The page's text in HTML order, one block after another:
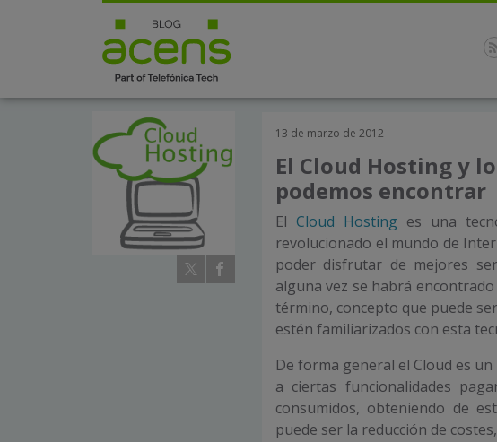
13 de marzo de 2012
El Cloud Hosting y
podemos encontrar
El Cloud Hosting es una
revolucionado el mundo de
poder disfrutar de mejores
alguna vez se habrá
término, concepto que puede
estén familiarizados con esta
De forma general el Cloud es
a ciertas funcionalidades
consumidos, obteniendo de
puede ser la reducción de